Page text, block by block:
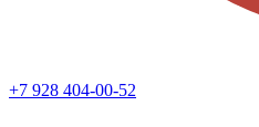
+7 928 404-00-52